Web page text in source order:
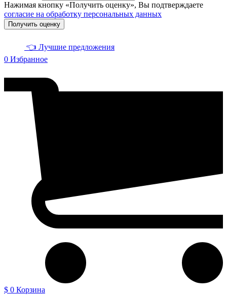
Нажимая кнопку «Получить оценку», Вы подтверждаете
согласие на обработку персональных данных
Получить оценку
👈 Лучшие предложения
0 Избранное
$ 0 Корзина